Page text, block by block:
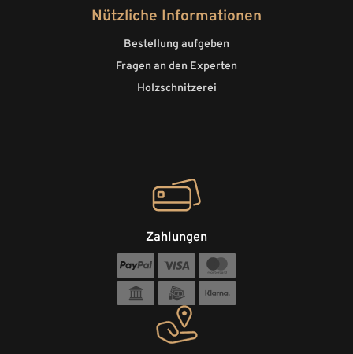
Nützliche Informationen
Bestellung aufgeben
Fragen an den Experten
Holzschnitzerei
Zahlungen